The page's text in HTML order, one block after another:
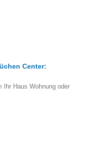
Center:
Ihr Haus Wohnung oder